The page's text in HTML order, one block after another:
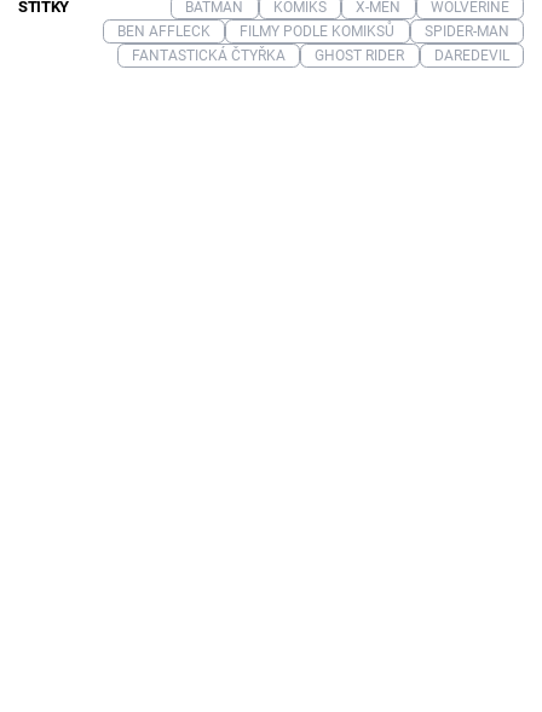
ŠTÍTKY BATMAN KOMIKS X-MEN
WOLVERINE
BEN AFFLECK
FILMY PODLE KOMIKSŮ
SPIDER-MAN
FANTASTICKÁ ČTYŘKA
GHOST RIDER DAREDEVIL